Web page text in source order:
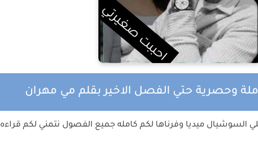
وحصرية حتي الفصل الاخير بقلم مي مهران
السوشيال ميديا وفرناها لكم كامله جميع الفصول نتمني لكم قراءه